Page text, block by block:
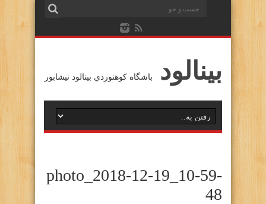
بينالود باشگاه كوهنوردي بينالود نيشابور
photo_2018-12-19_10-59-
48